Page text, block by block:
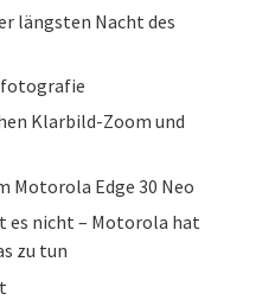
längsten Nacht des
Klarbild-Zoom und
Motorola Edge 30 Neo
es nicht – Motorola hat
zu tun